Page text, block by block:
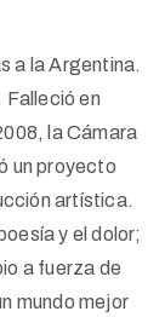
a la Argentina.
Falleció en
la Cámara
un proyecto
artística.
y el dolor;
a fuerza de
mundo mejor